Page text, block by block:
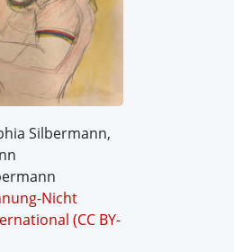
Silbermann,
Nicht
(CC BY-